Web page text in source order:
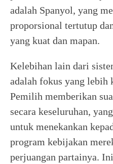
adalah Spanyol, yang
proporsional tertutup
yang kuat dan mapan.
Kelebihan lain dari
adalah fokus yang
Pemilih memberikan
secara keseluruhan,
untuk menekankan
program kebijakan
perjuangan partainya.